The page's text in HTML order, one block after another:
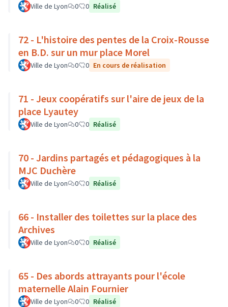
Ville de Lyon 0 0 Réalisé
72 - L'histoire des pentes de la Croix-Rousse
en B.D. sur un mur place Morel
Ville de Lyon 0 0 En cours de réalisation
71 - Jeux coopératifs sur l'aire de jeux de la
place Lyautey
Ville de Lyon 0 0 Réalisé
70 - Jardins partagés et pédagogiques à la
MJC Duchère
Ville de Lyon 0 0 Réalisé
66 - Installer des toilettes sur la place des
Archives
Ville de Lyon 0 0 Réalisé
65 - Des abords attrayants pour l'école
maternelle Alain Fournier
Ville de Lyon 0 0 Réalisé